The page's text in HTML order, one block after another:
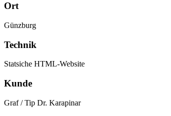
Ort
Günzburg
Technik
Statsiche HTML-Website
Kunde
Graf / Tip Dr. Karapinar